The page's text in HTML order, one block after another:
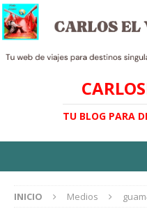
TU BLOG PARA
INICIO Medios